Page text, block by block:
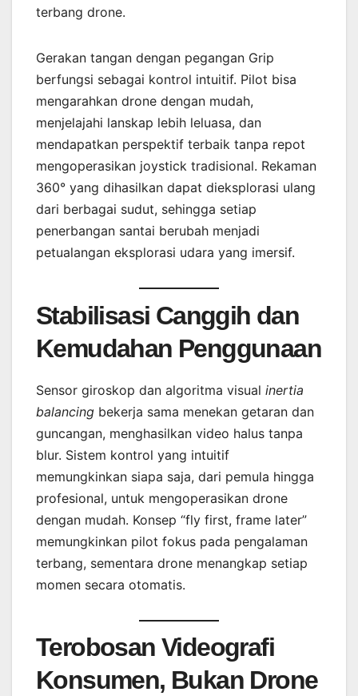
terbang drone.
Gerakan tangan dengan pegangan Grip
berfungsi sebagai kontrol intuitif. Pilot bisa
mengarahkan drone dengan mudah,
menjelajahi lanskap lebih leluasa, dan
mendapatkan perspektif terbaik tanpa repot
mengoperasikan joystick tradisional. Rekaman
360° yang dihasilkan dapat dieksplorasi ulang
dari berbagai sudut, sehingga setiap
penerbangan santai berubah menjadi
petualangan eksplorasi udara yang imersif.
Stabilisasi Canggih dan
Kemudahan Penggunaan
Sensor giroskop dan algoritma visual inertia
balancing bekerja sama menekan getaran dan
guncangan, menghasilkan video halus tanpa
blur. Sistem kontrol yang intuitif
memungkinkan siapa saja, dari pemula hingga
profesional, untuk mengoperasikan drone
dengan mudah. Konsep “fly first, frame later”
memungkinkan pilot fokus pada pengalaman
terbang, sementara drone menangkap setiap
momen secara otomatis.
Terobosan Videografi
Konsumen, Bukan Drone